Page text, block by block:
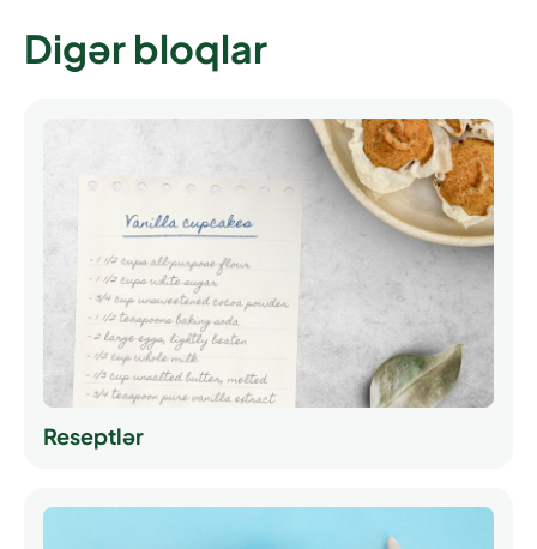
Digər bloqlar
Reseptlər